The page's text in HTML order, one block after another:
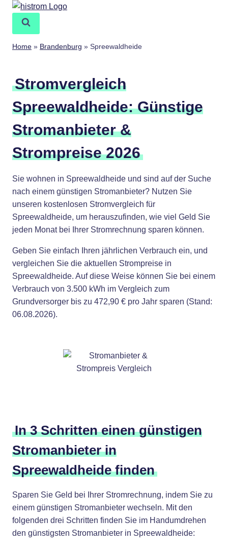
Zum
springen
Home » Brandenburg » Spreewaldheide
Stromvergleich
Spreewaldheide: Günstige
Stromanbieter &
Strompreise 2026
Sie wohnen in Spreewaldheide und sind auf der Suche
nach einem günstigen Stromanbieter? Nutzen Sie
unseren kostenlosen Stromvergleich für
Spreewaldheide, um herauszufinden, wie viel Geld Sie
jeden Monat bei Ihrer Stromrechnung sparen können.
Geben Sie einfach Ihren jährlichen Verbrauch ein, und
vergleichen Sie die aktuellen Strompreise in
Spreewaldheide. Auf diese Weise können Sie bei einem
Verbrauch von 3.500 kWh im Vergleich zum
Grundversorger bis zu 472,90 € pro Jahr sparen (Stand:
06.08.2026).
In 3 Schritten einen günstigen
Stromanbieter in
Spreewaldheide finden
Sparen Sie Geld bei Ihrer Stromrechnung, indem Sie zu
einem günstigen Stromanbieter wechseln. Mit den
folgenden drei Schritten finden Sie im Handumdrehen
den günstigsten Stromanbieter in Spreewaldheide: